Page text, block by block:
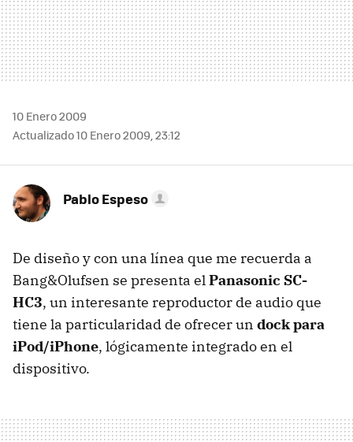
10 Enero 2009
Actualizado 10 Enero 2009, 23:12
Pablo Espeso
De diseño y con una línea que me recuerda a
Bang&Olufsen se presenta elPanasonic SC-
HC3, un interesante reproductor de audio que
tiene la particularidad de ofrecer un dock para
iPod/iPhone, lógicamente integrado en el
dispositivo.